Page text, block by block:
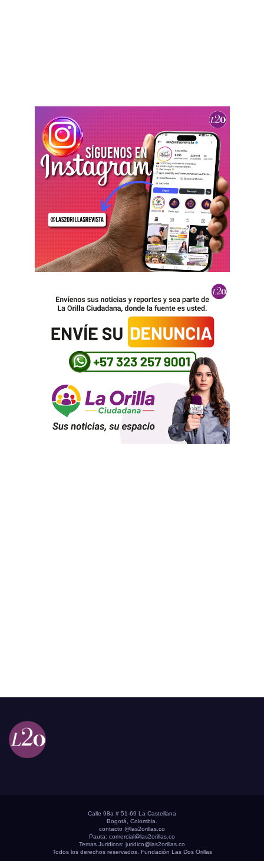
Calle 98a # 51-69 La Castellana
Bogotá, Colombia.
contacto @las2orillas.co
Pauta: comercial@las2orillas.co
Temas Juridicos: juridico@las2orillas.co
Todos los derechos reservados. Fundación Las Dos Orillas